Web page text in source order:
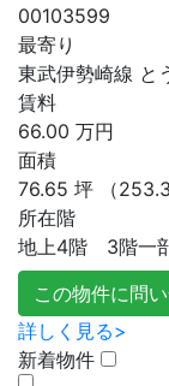
00103599
最寄り
東武伊勢崎線 と
賃料
66.00 万円
面積
76.65 坪 （
所在階
地上4階 3階一
この物件に問
詳しく見る>
新着物件